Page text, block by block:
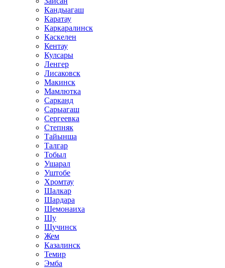
Кандыагаш
Каратау
Каркаралинск
Каскелен
Кентау
Кулсары
Ленгер
Лисаковск
Макинск
Мамлютка
Сарканд
Сарыагаш
Сергеевка
Степняк
Тайынша
Талгар
Тобыл
Ушарал
Уштобе
Хромтау
Шалкар
Шардара
Шемонаиха
Шу
Щучинск
Жем
Казалинск
Темир
Эмба